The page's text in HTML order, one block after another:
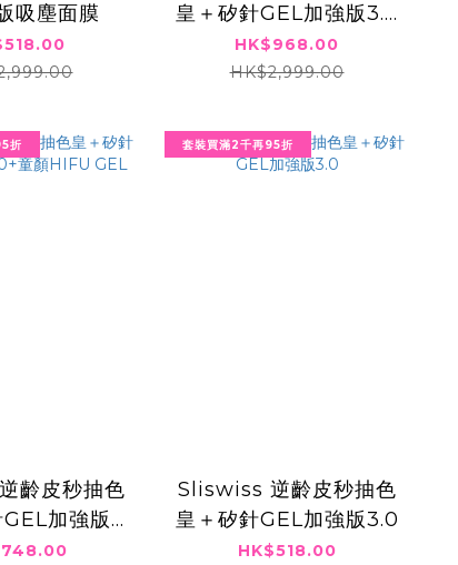
吸塵面膜
皇＋矽針GEL加強版3.0
＋新版爆水GEL＋新版
吸塵面膜
HK$968.00
HK$2,999.00
折
齡皮秒抽色
加強版
HIFU GEL
套裝買滿2千再95折
Sliswiss 逆齡皮秒抽色
皇＋矽針GEL加強版3.0
HK$518.00